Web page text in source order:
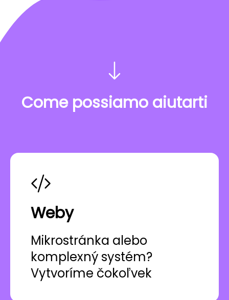
Come possiamo aiutarti
Weby
Mikrostránka alebo
komplexný systém?
Vytvoríme čokoľvek